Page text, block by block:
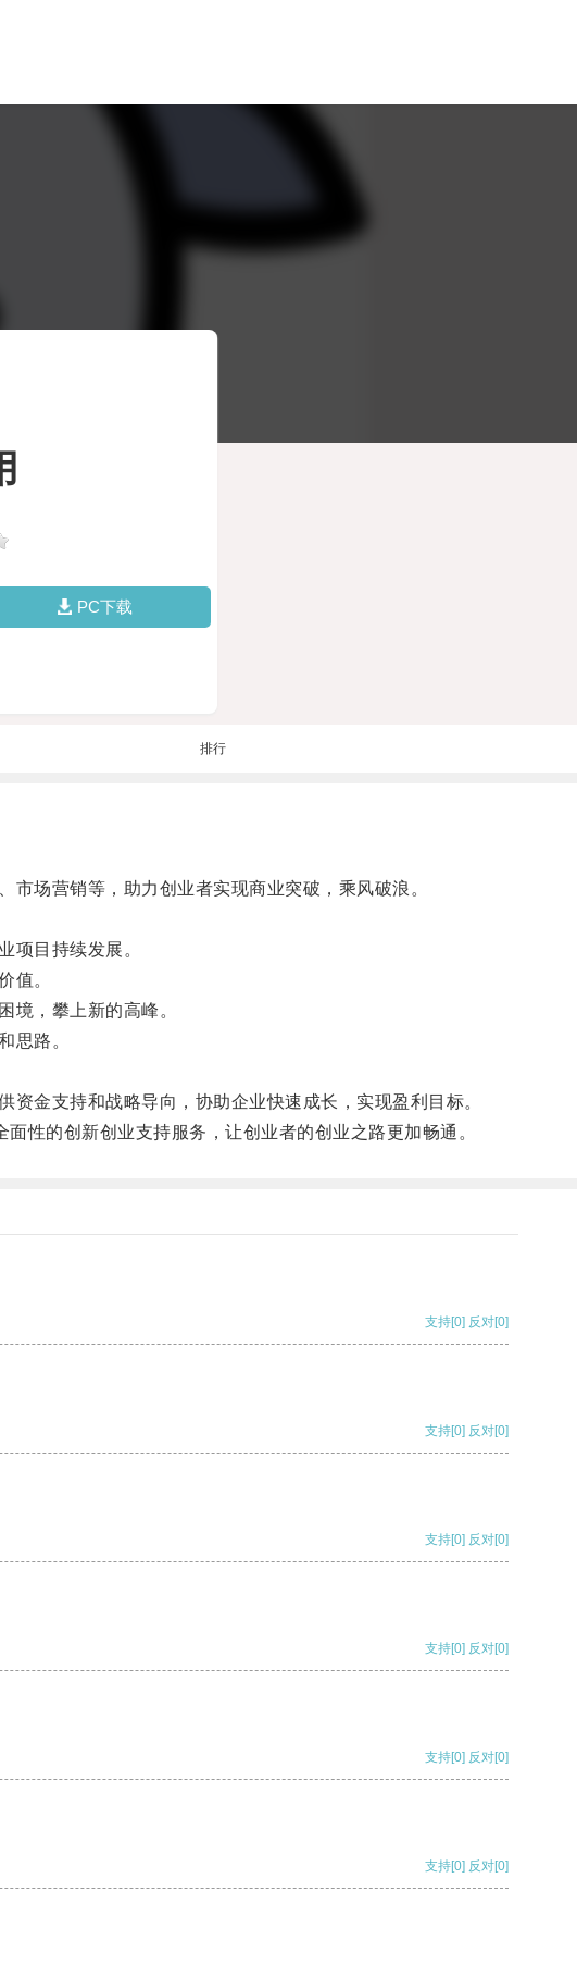
PC下载
排行
场营销等，助力创业者实现商业突破，乘风破浪。
目持续发展。
值。
，攀上新的高峰。
思路。
金支持和战略导向，协助企业快速成长，实现盈利目标。
性的创新创业支持服务，让创业者的创业之路更加畅通。
支持[0] 反对[0]
支持[0] 反对[0]
支持[0] 反对[0]
支持[0] 反对[0]
支持[0] 反对[0]
支持[0] 反对[0]